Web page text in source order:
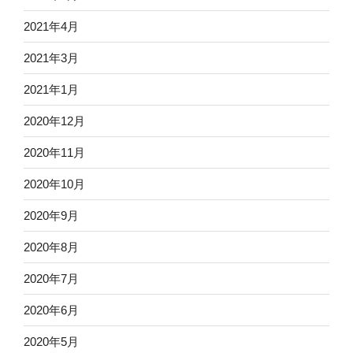
2021年4月
2021年3月
2021年1月
2020年12月
2020年11月
2020年10月
2020年9月
2020年8月
2020年7月
2020年6月
2020年5月